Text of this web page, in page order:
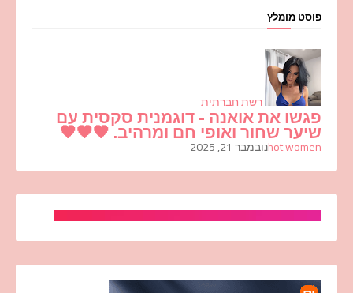
פוסט מומלץ
רשת חברתית
פגשו את אואנה - דוגמנית סקסית עם
שיער שחור ואופי חם ומרהיב. 🖤🖤🖤
hot womenנובמבר 21, 2025